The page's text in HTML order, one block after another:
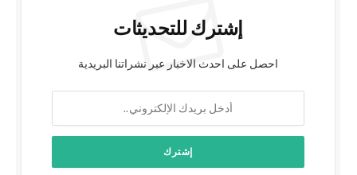
إشترك للتحديثات
احصل على احدث الاخبار عبر نشراتنا البريدية